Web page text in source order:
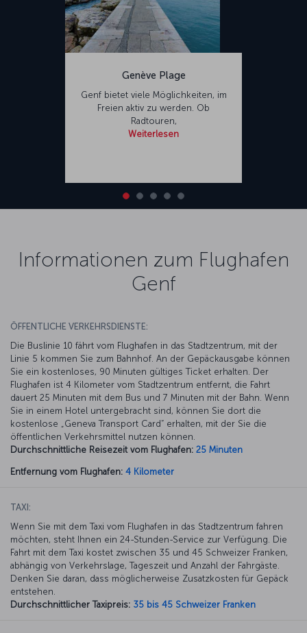
Genève Plage
Genf bietet viele Möglichkeiten, im
Freien aktiv zu werden. Ob
Radtouren,
Weiterlesen
Informationen zum Flughafen
Genf
ÖFFENTLICHE VERKEHRSDIENSTE:
Die Buslinie 10 fährt vom Flughafen in das Stadtzentrum, mit der
Linie 5 kommen Sie zum Bahnhof. An der Gepäckausgabe können
Sie ein kostenloses, 90 Minuten gültiges Ticket erhalten. Der
Flughafen ist 4 Kilometer vom Stadtzentrum entfernt, die Fahrt
dauert 25 Minuten mit dem Bus und 7 Minuten mit der Bahn. Wenn
Sie in einem Hotel untergebracht sind, können Sie dort die
kostenlose „Geneva Transport Card“ erhalten, mit der Sie die
öffentlichen Verkehrsmittel nutzen können.
Durchschnittliche Reisezeit vom Flughafen: 25 Minuten
Entfernung vom Flughafen: 4 Kilometer
TAXI:
Wenn Sie mit dem Taxi vom Flughafen in das Stadtzentrum fahren
möchten, steht Ihnen ein 24-Stunden-Service zur Verfügung. Die
Fahrt mit dem Taxi kostet zwischen 35 und 45 Schweizer Franken,
abhängig von Verkehrslage, Tageszeit und Anzahl der Fahrgäste.
Denken Sie daran, dass möglicherweise Zusatzkosten für Gepäck
entstehen.
Durchschnittlicher Taxipreis: 35 bis 45 Schweizer Franken